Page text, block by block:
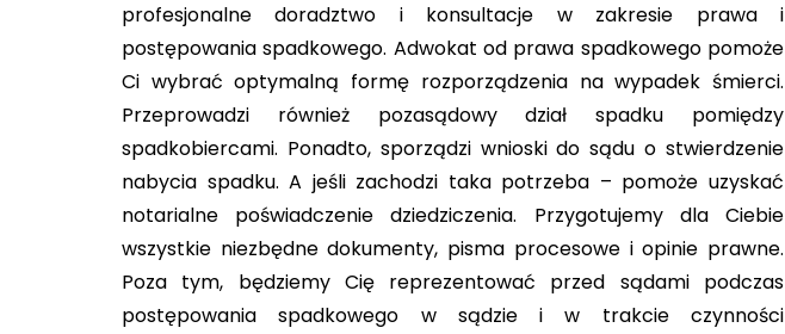
profesjonalne doradztwo i konsultacje w zakresie prawa i
postępowania spadkowego. Adwokat od prawa spadkowego pomoże
Ci wybrać optymalną formę rozporządzenia na wypadek śmierci.
Przeprowadzi również pozasądowy dział spadku pomiędzy
spadkobiercami. Ponadto, sporządzi wnioski do sądu o stwierdzenie
nabycia spadku. A jeśli zachodzi taka potrzeba – pomoże uzyskać
notarialne poświadczenie dziedziczenia. Przygotujemy dla Ciebie
wszystkie niezbędne dokumenty, pisma procesowe i opinie prawne.
Poza tym, będziemy Cię reprezentować przed sądami podczas
postępowania spadkowego w sądzie i w trakcie czynności